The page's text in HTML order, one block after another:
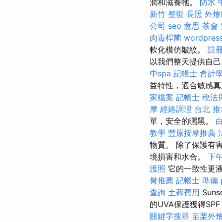
新竹 整復 長照 外
公司 seo 意思 茶會
肉毒桿菌
軟化模仿皺紋。 註
以我們整天提供自
中spa 記帳士 會計
益特性，適合敏感
家檔案 記帳士 稅法
摩 經絡調理 台北
單，安全的曬黑。
教學 豐原按摩推薦
物質。 除了保護有
境損害和水合。 下
護照 它的一致性更
骨推薦 記帳士 準備
查詢 土葬費用
的UVA保護獲得SPF
關鍵字搜尋 苗栗外